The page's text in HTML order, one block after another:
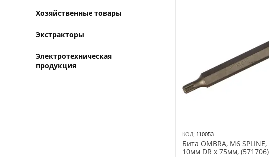
КОД: 110053
Бита OMBRA, M6 SPLINE,
10мм DR х 75мм, (571706)
Хозяйственные товары
Экстракторы
Электротехническая
продукция